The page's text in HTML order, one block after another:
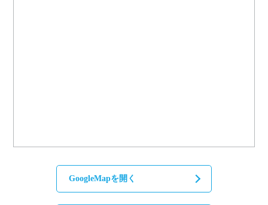
GoogleMapを開く